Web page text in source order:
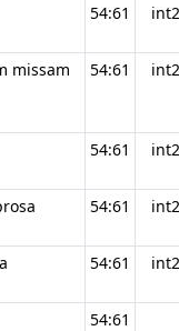
54:61
missam
54:61
54:61
54:61
54:61
54:61